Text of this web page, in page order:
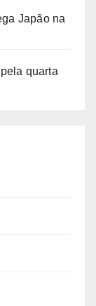
Japão na
quarta